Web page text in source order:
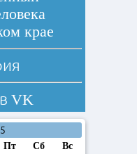
крае
VK
Пт Сб Вс